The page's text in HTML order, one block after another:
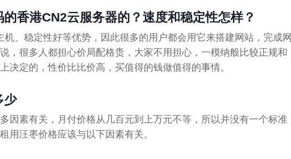
香港CN2云服务器的？速度和稳定性怎样？
、稳定性好等优势，因此很多的用户都会用它来搭建网站，完成网
，很多人都担心价局配格贵，大家不用担心，一模纳般比较正规和
决定的，性价比比价高，买值得的钱做值得的事情。
少
因素有关，月付价格从几百元到上万元不等，所以并没有一个标准
用汪枣价格应该与以下因素有关。